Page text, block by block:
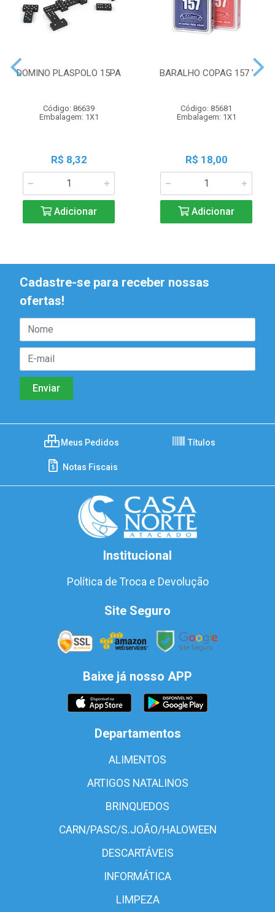
DOMINO PLASPOLO 15PA
Código: 86639
Embalagem: 1X1
R$ 8,32
Adicionar
BARALHO COPAG 157 '
Código: 85681
Embalagem: 1X1
R$ 18,00
Adicionar
Cadastre-se para receber nossas
ofertas!
Meus Pedidos Títulos
Notas Fiscais
Institucional
Política de Troca e Devolução
Site Seguro
Baixe já nosso APP
Departamentos
ALIMENTOS
ARTIGOS NATALINOS
BRINQUEDOS
CARN/PASC/S.JOÃO/HALOWEEN
DESCARTÁVEIS
INFORMÁTICA
LIMPEZA